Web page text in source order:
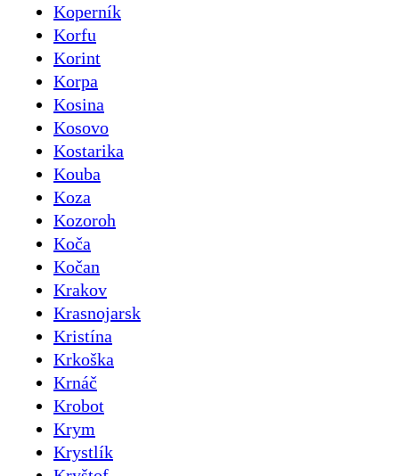
Koperník
Korfu
Korint
Korpa
Kosina
Kosovo
Kostarika
Kouba
Koza
Kozoroh
Koča
Kočan
Krakov
Krasnojarsk
Kristína
Krkoška
Krnáč
Krobot
Krym
Krystlík